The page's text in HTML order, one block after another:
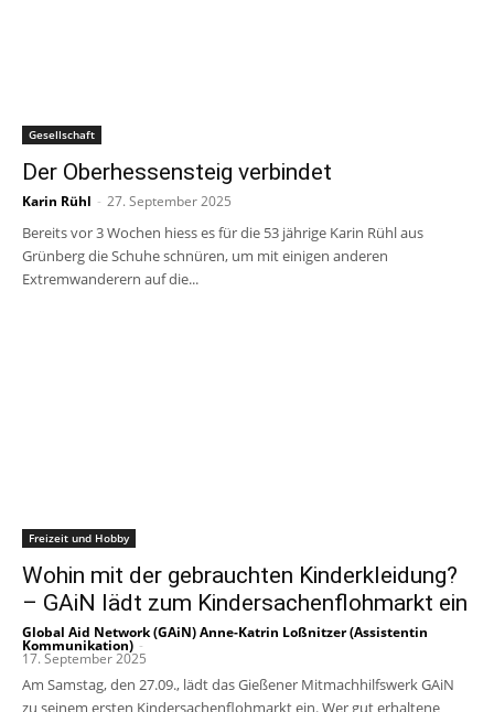
Gesellschaft
Der Oberhessensteig verbindet
Karin Rühl - 27. September 2025
Bereits vor 3 Wochen hiess es für die 53 jährige Karin Rühl aus
Grünberg die Schuhe schnüren, um mit einigen anderen
Extremwanderern auf die...
Freizeit und Hobby
Wohin mit der gebrauchten Kinderkleidung?
– GAiN lädt zum Kindersachenflohmarkt ein
Global Aid Network (GAiN) Anne-Katrin Loßnitzer (Assistentin
Kommunikation) -
17. September 2025
Am Samstag, den 27.09., lädt das Gießener Mitmachhilfswerk GAiN
zu seinem ersten Kindersachenflohmarkt ein. Wer gut erhaltene